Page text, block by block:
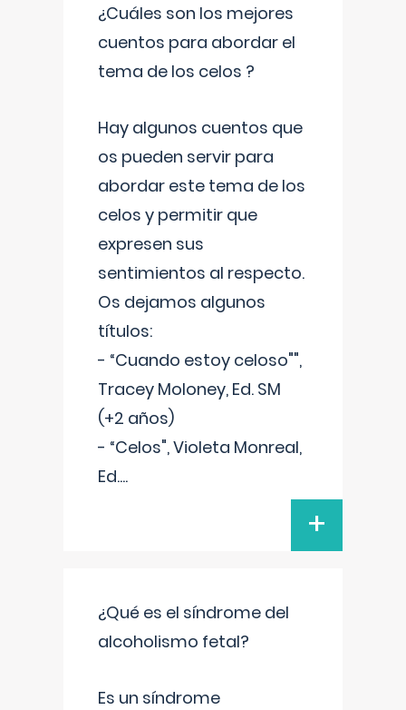
¿Cuáles son los mejores
cuentos para abordar el
tema de los celos ?
Hay algunos cuentos que
os pueden servir para
abordar este tema de los
celos y permitir que
expresen sus
sentimientos al respecto.
Os dejamos algunos
títulos:
- “Cuando estoy celoso"",
Tracey Moloney, Ed. SM
(+2 años)
- “Celos", Violeta Monreal,
Ed....
+
¿Qué es el síndrome del
alcoholismo fetal?
Es un síndrome